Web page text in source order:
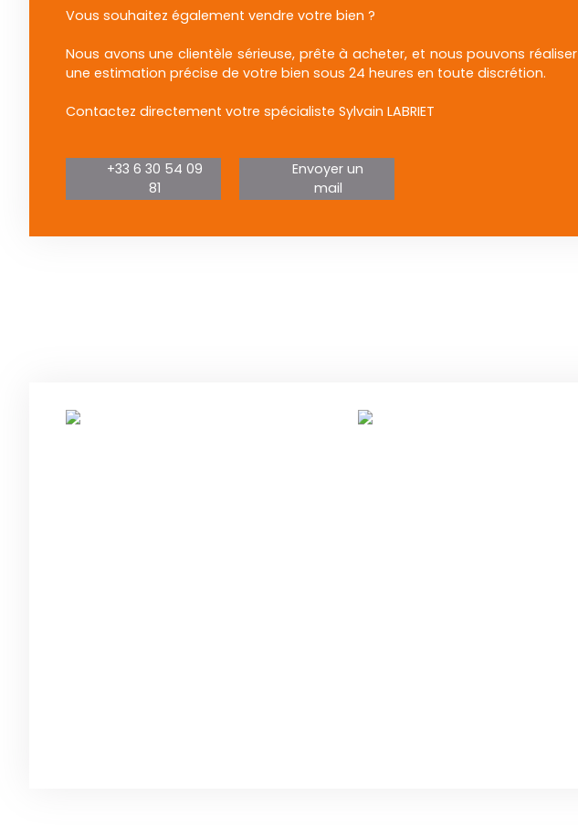
Vous souhaitez également vendre votre bien ?
Nous avons une clientèle sérieuse, prête à acheter, et nous pouvons réaliser
une estimation précise de votre bien sous 24 heures en toute discrétion.
Contactez directement votre spécialiste Sylvain LABRIET
+33 6 30 54 09
81
Envoyer un
mail